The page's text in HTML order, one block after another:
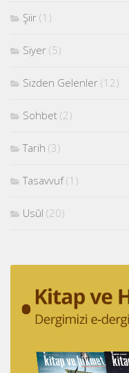
Şiir (1)
Siyer (5)
Sizden Gelenler (12)
Sohbet (2)
Tarih (3)
Tasavvuf(1)
Usûl (20)